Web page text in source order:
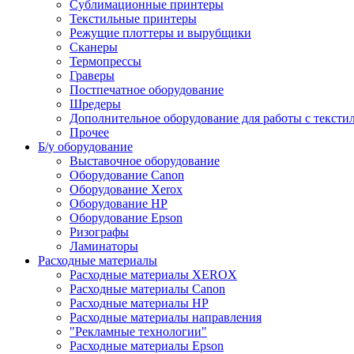
Сублимационные принтеры
Текстильные принтеры
Режущие плоттеры и вырубщики
Сканеры
Термопрессы
Граверы
Постпечатное оборудование
Шредеры
Дополнительное оборудование для работы с
Прочее
Б/у оборудование
Выставочное оборудование
Оборудование Canon
Оборудование Xerox
Оборудование HP
Оборудование Epson
Ризографы
Ламинаторы
Расходные материалы
Расходные материалы XEROX
Расходные материалы Canon
Расходные материалы HP
Расходные материалы направления
"Рекламные технологии"
Расходные материалы Epson